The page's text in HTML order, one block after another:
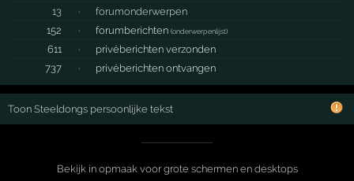
13
·
forumonderwerpen
152
· forumberichten(onderwerpenlijst)
611 ·
privéberichten verzonden
737
· privéberichten ontvangen
Toon Steeldongs persoonlijke tekst
Bekijk in opmaak voor grote schermen en desktops